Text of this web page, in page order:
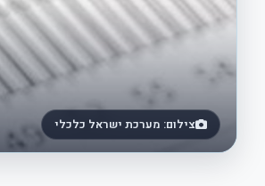
צילום: מערכת ישראל כלכלי